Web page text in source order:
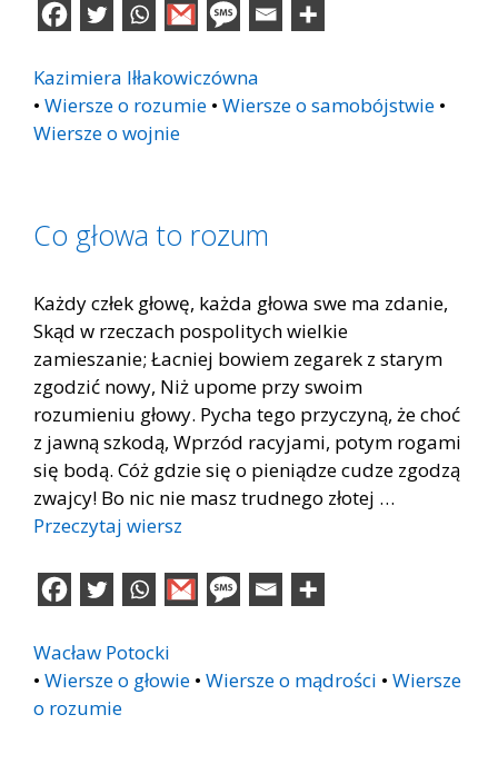
Kazimiera Iłłakowiczówna
• Wiersze o rozumie • Wiersze o samobójstwie •
Wiersze o wojnie
Co głowa to rozum
Każdy człek głowę, każda głowa swe ma zdanie,
Skąd w rzeczach pospolitych wielkie
zamieszanie; Łacniej bowiem zegarek z starym
zgodzić nowy, Niż upome przy swoim
rozumieniu głowy. Pycha tego przyczyną, że choć
z jawną szkodą, Wprzód racyjami, potym rogami
się bodą. Cóż gdzie się o pieniądze cudze zgodzą
zwajcy! Bo nic nie masz trudnego złotej …
Przeczytaj wiersz
Wacław Potocki
• Wiersze o głowie • Wiersze o mądrości • Wiersze
o rozumie